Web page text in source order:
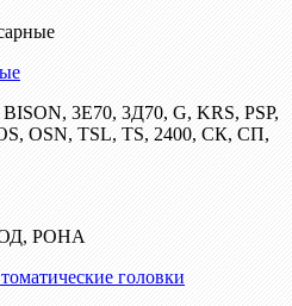
3Е70, 3Д70, G, KRS, PSP,
OSN, TSL, TS, 2400, СК, СП,
РОНА
головки